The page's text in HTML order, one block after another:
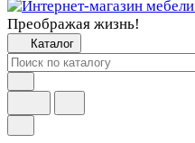
Преображая жизнь!
Каталог